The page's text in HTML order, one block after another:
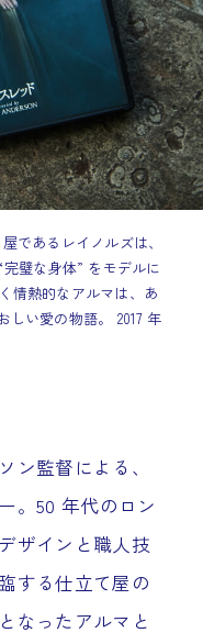
であるレイノルズは、
璧な身体” をモデルに
情熱的なアルマは、あ
い愛の物語。 2017 年
ン監督による、
。50 年代のロン
ザインと職人技
する仕立て屋の
なったアルマと